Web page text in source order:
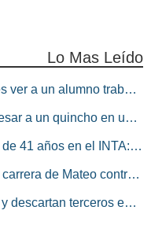
Lo Mas Leído
se jubiló luego de 38 años en el IPET51
una vivienda de Marcos Juárez
voy de mi casa para irme a mi casa”
contra el tiempo por un trasplante
terceros en Marcos Juárez